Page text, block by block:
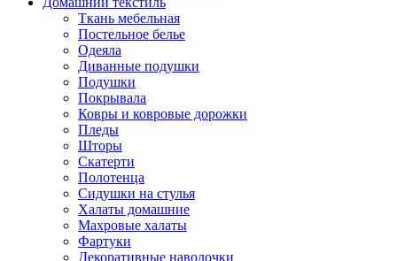
Ткань мебельная
Постельное белье
Одеяла
Диванные подушки
Подушки
Покрывала
Ковры и ковровые дорожки
Пледы
Шторы
Скатерти
Полотенца
Сидушки на стулья
Халаты домашние
Махровые халаты
Фартуки
Декоративные наволочки